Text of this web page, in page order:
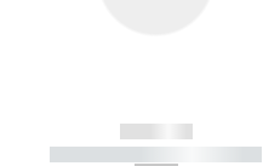
------------
----------- ----------- -----------